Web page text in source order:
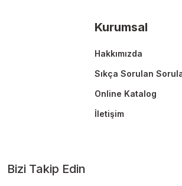
Bu ürüne benzer farklı alternatifler olmalı.
Kurumsal
Hakkımızda
Sıkça Sorulan
Online Katalog
İletişim
Bizi Takip Edin